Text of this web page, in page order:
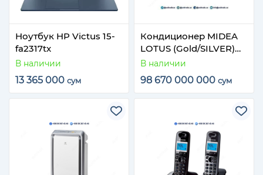
Ноутбук HP Victus 15-
fa2317tx
В наличии
13 365 000 сум
Кондиционер MIDEA
LOTUS (Gold/SILVER)
INVERTOR
В наличии
98 670 000 000 сум